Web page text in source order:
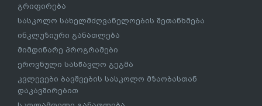
გრიფირება
სასკოლო სახელმძღვანელოების შეთანხმება
ინკლუზიური განათლება
მიმდინარე პროგრამები
ეროვნული სასწავლო გეგმა
კვლევები ბავშვების სასკოლო მზაობასთან
დაკავშირებით